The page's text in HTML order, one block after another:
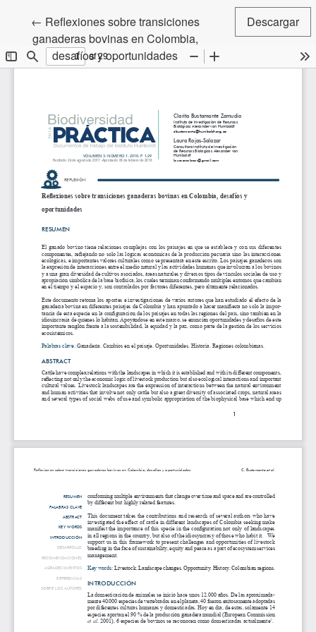
← Volver a los detalles del artículo
Reflexiones sobre transiciones
ganaderas bovinas en Colombia,
desafíos y oportunidades
Descargar